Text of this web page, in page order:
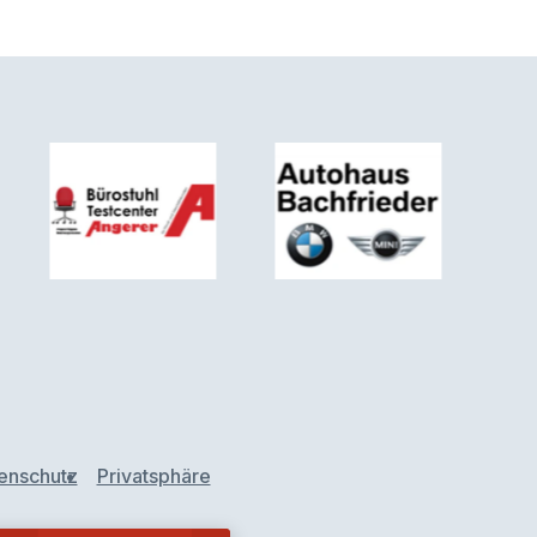
Privatsphäre